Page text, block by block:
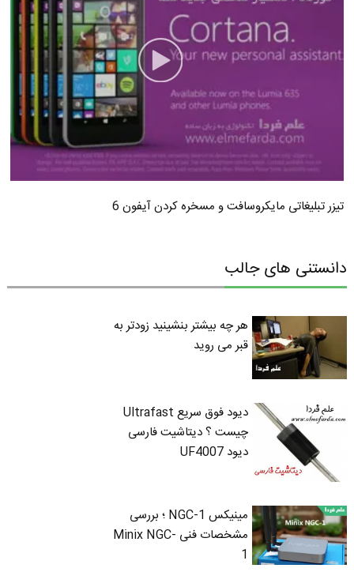
تیزر تبلیغاتی مایکروسافت و مسخره کردن آیفون 6
دانستنی های جالب
هر چه بیشتر بنشینید زودتر به
قبر می روید
دیود فوق سریع Ultrafast
چیست ؟ دیتاشیت فارسی
دیود UF4007
مینیکس NGC-1 ؛ بررسی
مشخصات فنی Minix NGC-
1